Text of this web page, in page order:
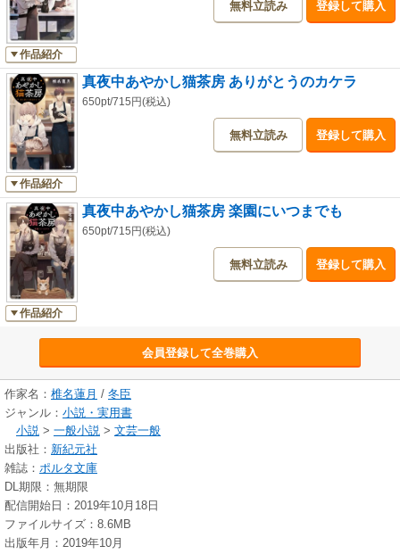
作品紹介
無料立読み 登録して購入
作品紹介
真夜中あやかし猫茶房 ありがとうのカケラ
650pt/715円(税込)
無料立読み 登録して購入
作品紹介
真夜中あやかし猫茶房 楽園にいつまでも
650pt/715円(税込)
無料立読み 登録して購入
会員登録して全巻購入
作家名： 椎名蓮月 / 冬臣
ジャンル： 小説・実用書
小説 > 一般小説 > 文芸一般
出版社： 新紀元社
雑誌： ポルタ文庫
DL期限：無期限
配信開始日：2019年10月18日
ファイルサイズ：8.6MB
出版年月：2019年10月